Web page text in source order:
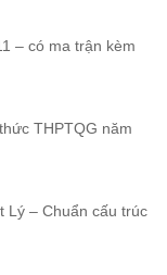
– có ma trận kèm
THPTQG năm
Lý – Chuẩn cấu trúc